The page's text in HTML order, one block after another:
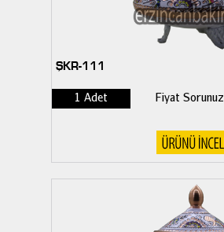
ŞKR-111
1 Adet Fiyat Sorunuz